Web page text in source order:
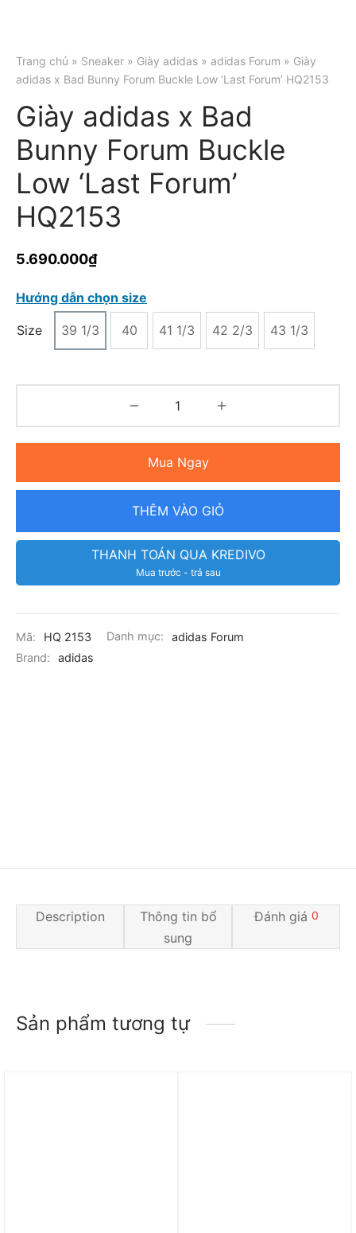
Trang chủ » Sneaker » Giày adidas » adidas Forum » Giày
adidas x Bad Bunny Forum Buckle Low ‘Last Forum’ HQ2153
Giày adidas x Bad
Bunny Forum Buckle
Low ‘Last Forum’
HQ2153
5.690.000₫
Hướng dẫn chọn size
Size 39 1/3 40 41 1/3 42 2/3 43 1/3
Mua Ngay
THÊM VÀO GIỎ
THANH TOÁN QUA KREDIVO
Mua trước - trả sau
Mã: HQ 2153 Danh mục:
adidas Forum
Brand:
adidas
Description
Thông tin bổ
sung
Đánh giá 0
Sản phẩm tương tự